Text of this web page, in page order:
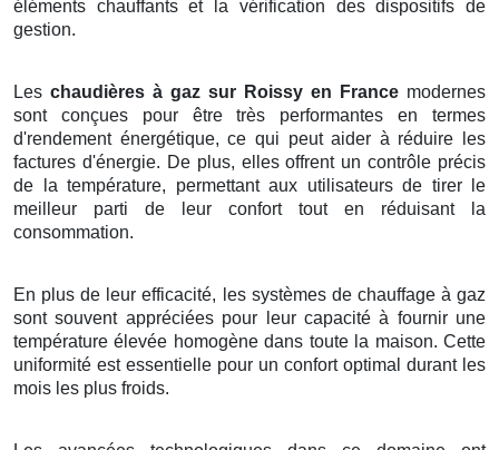
éléments chauffants et la vérification des dispositifs de
gestion.
Les chaudières à gaz sur Roissy en France modernes
sont conçues pour être très performantes en termes
d'rendement énergétique, ce qui peut aider à réduire les
factures d'énergie. De plus, elles offrent un contrôle précis
de la température, permettant aux utilisateurs de tirer le
meilleur parti de leur confort tout en réduisant la
consommation.
En plus de leur efficacité, les systèmes de chauffage à gaz
sont souvent appréciées pour leur capacité à fournir une
température élevée homogène dans toute la maison. Cette
uniformité est essentielle pour un confort optimal durant les
mois les plus froids.